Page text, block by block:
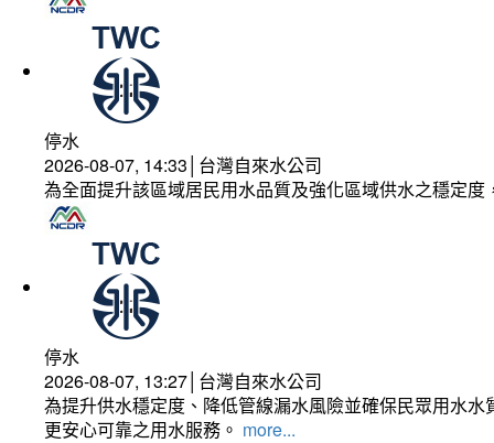
停水
2026-08-07, 14:33│台灣自來水公司
為全面提升該區域居民用水品質及強化區域供水之穩定
停水
2026-08-07, 13:27│台灣自來水公司
為提升供水穩定度、降低管線漏水風險並確保民眾用水
更安心可靠之用水服務。 more...